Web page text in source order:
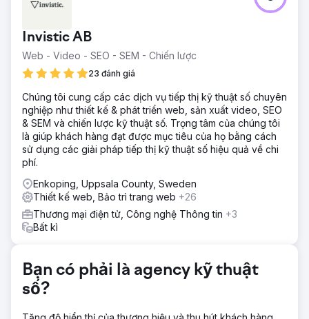
lưu lượng truy cập vào trang web của họ. Không chỉ có
danh sách doanh nghiệp và người tiêu dùng. Một cách
hiệu quả, họ đang tạo ra một nền tảng kỹ thuật số hai mặt
dựa trên hầu như không có nguồn lực, chuyên môn, nhân
lực và hợp tác.
Giải pháp
Chúng tôi chỉnh sửa lại hình ảnh của trang web bằng
những hình ảnh hấp dẫn và tươi sáng để tạo cảm giác dễ
chịu cho người đọc. Sau đó, chúng tôi tạo ra các bài viết
quan trọng về mặt chiến lược, hữu ích cho chủ sở hữu nhà,
các bài viết thể hiện những thiết kế tốt nhất và hướng dẫn
chi phí để giúp chủ nhà lập kế hoạch ngân sách của mình.
Kết quả
Kể từ khi bắt đầu chiến dịch, họ đã liên tục cải thiện và đạt
được lưu lượng truy cập hàng ngày lên tới 1000 vào tháng
đang thu hút được lưu lượng truy cập trị giá lên tới 25.000
đô la mỗi tháng với 1000 khách truy cập tự nhiên hàng
ngày.
Invistic AB
Web - Video - SEO - SEM - Chiến lược
23 đánh giá
Chúng tôi cung cấp các dịch vụ tiếp thị kỹ thuật số chuyên
nghiệp như thiết kế & phát triển web, sản xuất video, SEO
& SEM và chiến lược kỹ thuật số. Trọng tâm của chúng tôi
là giúp khách hàng đạt được mục tiêu của họ bằng cách
sử dụng các giải pháp tiếp thị kỹ thuật số hiệu quả về chi
phí.
Enkoping, Uppsala County, Sweden
Thiết kế web, Bảo trì trang web +26
Thương mại điện tử, Công nghệ Thông tin +3
Bất kì
Bạn có phải là agency kỹ thuật
số?